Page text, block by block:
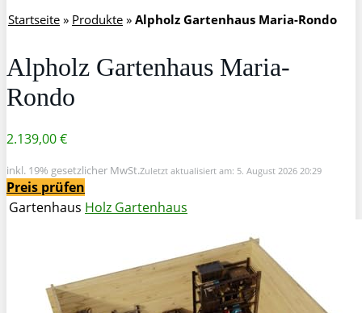
Startseite » Produkte » Alpholz Gartenhaus Maria-Rondo
Alpholz Gartenhaus Maria-
Rondo
2.139,00 €
inkl. 19% gesetzlicher MwSt.Zuletzt aktualisiert am: 5. August 2026 20:29
Preis prüfen
Gartenhaus Holz Gartenhaus